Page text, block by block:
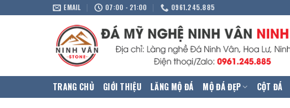
EMAIL 07:00 - 21:00 0961.245.885
TRANG CHỦ GIỚI THIỆU LĂNG MỘ ĐÁ MỘ ĐÁ ĐẸP CỘT ĐÁ